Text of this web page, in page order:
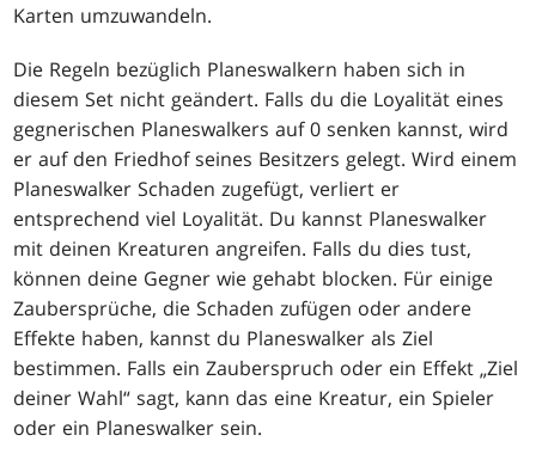
Karten umzuwandeln.
Die Regeln bezüglich Planeswalkern haben sich in
diesem Set nicht geändert. Falls du die Loyalität eines
gegnerischen Planeswalkers auf 0 senken kannst, wird
er auf den Friedhof seines Besitzers gelegt. Wird einem
Planeswalker Schaden zugefügt, verliert er
entsprechend viel Loyalität. Du kannst Planeswalker
mit deinen Kreaturen angreifen. Falls du dies tust,
können deine Gegner wie gehabt blocken. Für einige
Zaubersprüche, die Schaden zufügen oder andere
Effekte haben, kannst du Planeswalker als Ziel
bestimmen. Falls ein Zauberspruch oder ein Effekt „Ziel
deiner Wahl“ sagt, kann das eine Kreatur, ein Spieler
oder ein Planeswalker sein.